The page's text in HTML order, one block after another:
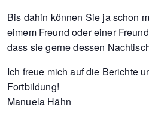
Bis dahin können Sie ja schon
eimem Freund oder einer
dass sie gerne dessen
Ich freue mich auf die Berichte
Fortbildung!
Manuela Hähn